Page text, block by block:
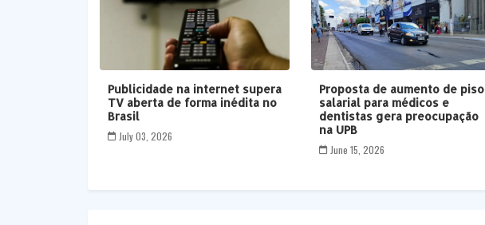
Publicidade na internet supera
TV aberta de forma inédita no
Brasil
July 03, 2026
Proposta de aumento de piso
salarial para médicos e
dentistas gera preocupação
na UPB
June 15, 2026